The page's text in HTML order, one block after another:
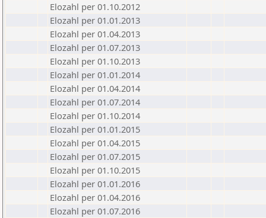
Elozahl per 01.10.2012
Elozahl per 01.01.2013
Elozahl per 01.04.2013
Elozahl per 01.07.2013
Elozahl per 01.10.2013
Elozahl per 01.01.2014
Elozahl per 01.04.2014
Elozahl per 01.07.2014
Elozahl per 01.10.2014
Elozahl per 01.01.2015
Elozahl per 01.04.2015
Elozahl per 01.07.2015
Elozahl per 01.10.2015
Elozahl per 01.01.2016
Elozahl per 01.04.2016
Elozahl per 01.07.2016